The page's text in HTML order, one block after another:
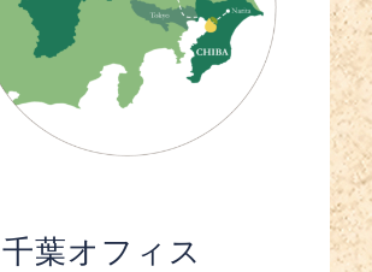
千葉オフィス